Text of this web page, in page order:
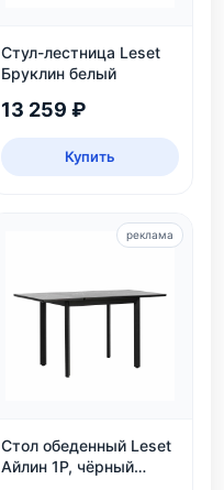
Стул-лестница Leset
Бруклин белый
13 259 ₽
Купить
Стол обеденный Leset
Айлин 1Р, чёрный
реклама